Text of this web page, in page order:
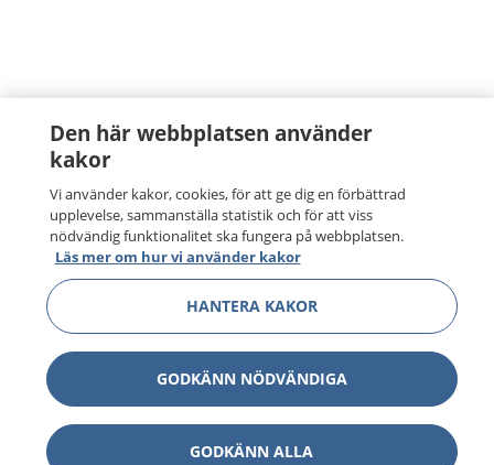
Den här webbplatsen använder
kakor
Vi använder kakor, cookies, för att ge dig en förbättrad
upplevelse, sammanställa statistik och för att viss
nödvändig funktionalitet ska fungera på webbplatsen.
Läs mer om hur vi använder kakor
HANTERA KAKOR
GODKÄNN NÖDVÄNDIGA
GODKÄNN ALLA